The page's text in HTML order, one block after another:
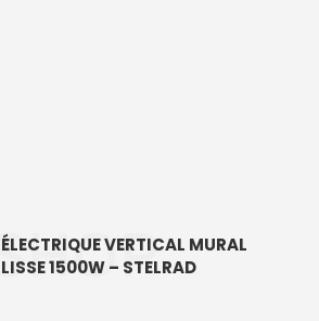
VERTICAL MURAL
1500W – STELRAD